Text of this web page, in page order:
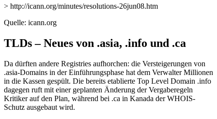
> http://icann.org/minutes/resolutions-26jun08.htm
Quelle: icann.org
TLDs – Neues von .asia, .info und .ca
Da dürften andere Registries aufhorchen: die Versteigerungen von
.asia-Domains in der Einführungsphase hat dem Verwalter Millionen
in die Kassen gespült. Die bereits etablierte Top Level Domain .info
dagegen ruft mit einer geplanten Änderung der Vergaberegeln
Kritiker auf den Plan, während bei .ca in Kanada der WHOIS-
Schutz ausgebaut wird.